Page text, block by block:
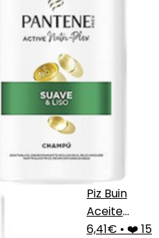
Piz Buin
Aceite
Bronceador
6,41€ • ❤️ 15